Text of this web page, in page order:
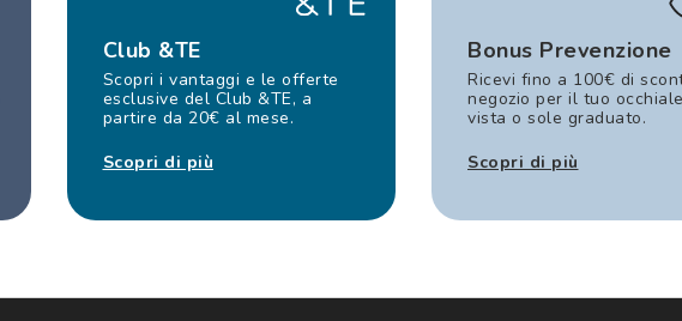
Club &TE
Scopri i vantaggi e le offerte
esclusive del Club &TE, a
partire da 20€ al mese.
Scopri di più
Bonus Prevenzione
Ricevi fino a 100€ di
negozio per il tuo
vista o sole graduato.
Scopri di più